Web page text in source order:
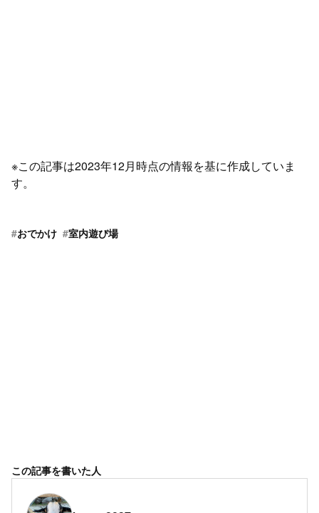
※この記事は2023年12月時点の情報を基に作成していま
す。
#おでかけ #室内遊び場
この記事を書いた人